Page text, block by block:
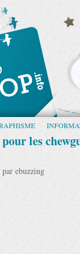
les
ebuzzing